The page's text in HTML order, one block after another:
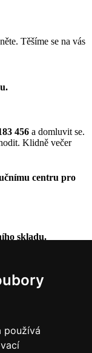
používá
Těšíme se na vás
456 a domluvit se.
Klidně večer
centru pro
skladu.
z celé střední
proudí objednávky
nebo Německa a
zákazníky